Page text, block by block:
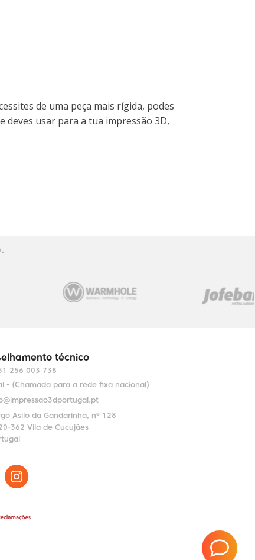
de uma peça mais rígida, podes
deves usar para a tua impressão 3D,
técnico
256 003 738
- (Chamada para a rede fixa nacional)
Asilo da Gandarinha, nº 128
362 Vila de Cucujães